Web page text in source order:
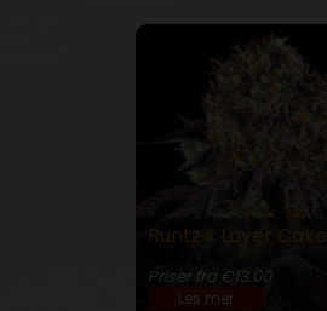
Runtz x Layer Cake
Priser fra €13.00
Les mer